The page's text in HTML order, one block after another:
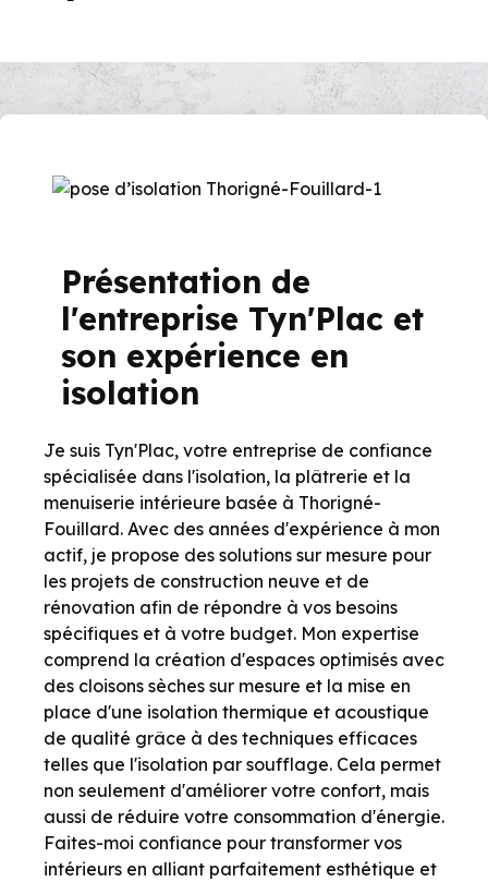
Présentation de
l'entreprise Tyn'Plac et
son expérience en
isolation
Je suis Tyn'Plac, votre entreprise de confiance
spécialisée dans l'isolation, la plâtrerie et la
menuiserie intérieure basée à Thorigné-
Fouillard. Avec des années d'expérience à mon
actif, je propose des solutions sur mesure pour
les projets de construction neuve et de
rénovation afin de répondre à vos besoins
spécifiques et à votre budget. Mon expertise
comprend la création d'espaces optimisés avec
des cloisons sèches sur mesure et la mise en
place d'une isolation thermique et acoustique
de qualité grâce à des techniques efficaces
telles que l'isolation par soufflage. Cela permet
non seulement d'améliorer votre confort, mais
aussi de réduire votre consommation d'énergie.
Faites-moi confiance pour transformer vos
intérieurs en alliant parfaitement esthétique et